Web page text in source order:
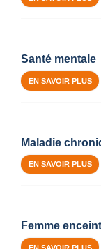
Santé mentale
EN SAVOIR PLUS
Maladie
EN SAVOIR PLUS
Femme